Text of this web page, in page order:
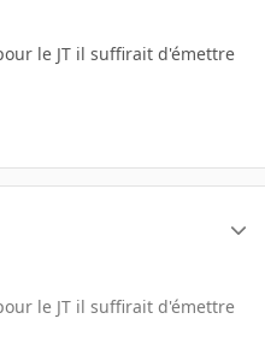
le JT il suffirait d'émettre
le JT il suffirait d'émettre